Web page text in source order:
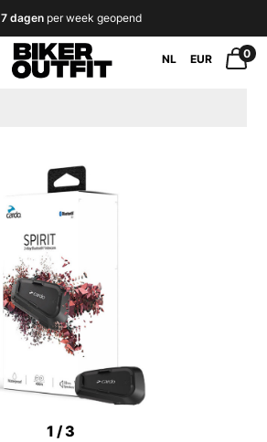
7 dagenper week geopend
NL EUR 0
1 /3